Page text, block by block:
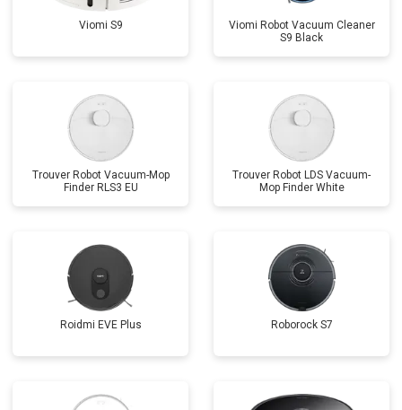
Viomi S9
Viomi Robot Vacuum Cleaner
S9 Black
Trouver Robot Vacuum-Mop
Finder RLS3 EU
Trouver Robot LDS Vacuum-
Mop Finder White
Roidmi EVE Plus Roborock S7